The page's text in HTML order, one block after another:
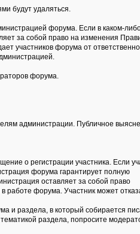
будут удаляться.
форума. Если в каком-
за собой право на изменения
участников форума от
форума.
администрации. Публичное
о регистрации участника. Если
форума гарантирует полную
оставляет за собой право
работе форума. Участник может
и раздела, в который собирается
раздела, попросите